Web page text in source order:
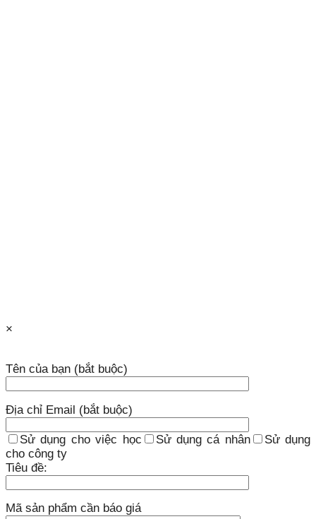
×
Tên của bạn (bắt buộc)
Địa chỉ Email (bắt buộc)
Sử dụng cho việc học Sử dụng cá nhân
Sử dụng
cho công ty
Tiêu đề:
Mã sản phẩm cần báo giá